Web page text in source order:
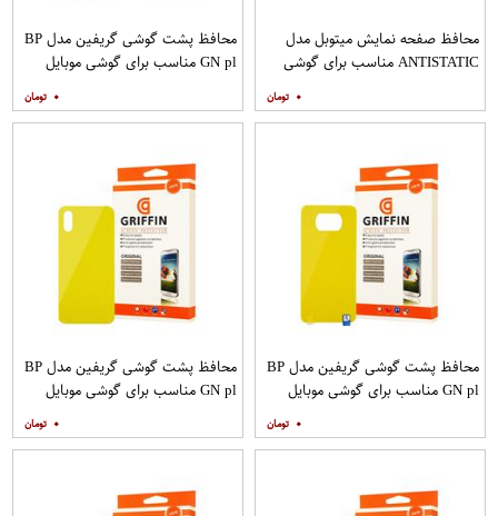
محافظ صفحه نمایش میتوبل مدل
ANTISTATIC مناسب برای گوشی
۰
محافظ پشت گوشی گریفین مدل BP
GN pl مناسب برای گوشی موبایل
۰
محافظ پشت گوشی گریفین مدل BP
GN pl مناسب برای گوشی موبایل
۰
محافظ پشت گوشی گریفین مدل BP
GN pl مناسب برای گوشی موبایل
۰